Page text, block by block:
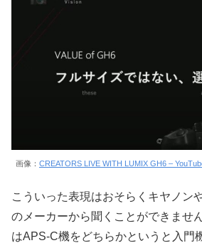
画像： CREATORS LIVE WITH LUMIX GH6 –
こういった表現はおそらくキヤノン
のメーカーから聞くことができませ
はAPS-C機をどちらかというと入門